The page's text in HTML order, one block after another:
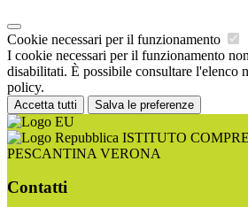
Cookie necessari per il funzionamento
I cookie necessari per il funzionamento
disabilitati. È possibile consultare l'elenco
policy.
Accetta tutti Salva le preferenze
ISTITUTO
PESCANTINA VERONA
Contatti